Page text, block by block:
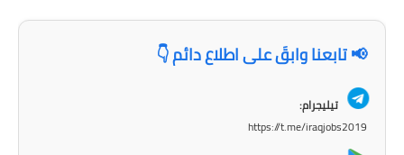
المرحلة الابتدائية
📢 تابعنا وابقَ على اطلاع دائم 👇
تيليجرام:
https://t.me/iraqjobs2019